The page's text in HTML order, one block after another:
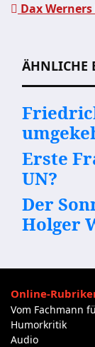
Dax
ÄHNLICHE
Erste
UN?
Der
Holger
Online-
Vom Fachmann
Humorkritik
Audio